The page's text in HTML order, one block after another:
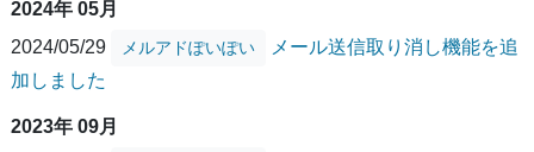
2024年 05月
2024/05/29
メルアドぽいぽい
メール送信取り消し機能を追
加しました
2023年 09月